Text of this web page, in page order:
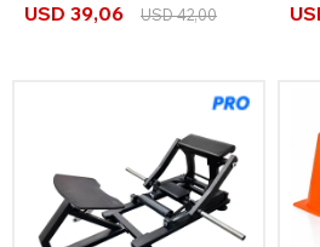
USD 39,06 USD42,00